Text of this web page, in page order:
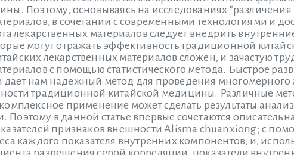
Поэтому, основываясь на исследованиях "различения
в сочетании с современными технологиями и
лекарственных материалов следует внедрить
могут отражать эффективность традиционной
лекарственных материалов сложен, и зачастую
с помощью статистического метода. Быстрое
нам надежный метод для проведения многомерного
традиционной китайской медицины. Различные
применение может сделать результаты
в данной статье впервые сочетаются
признаков внешности Alisma chuanxiong; с
каждого показателя внутренних компонентов, и,
разрешения серой корреляции, показатели